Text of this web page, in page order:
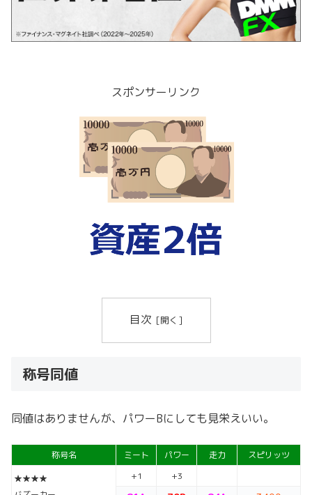
スポンサーリンク
目次
称号同値
同値はありませんが、パワーBにしても見栄えいい。
称号名 ミート パワー 走力
スピリッツ
★★★★
+1 +3